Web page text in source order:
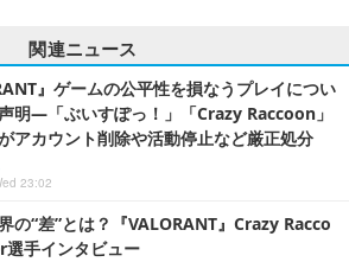
関連ニュース
』ゲームの公平性を損なうプレイについ
明―「ぶいすぽっ！」「Crazy Raccoon」
アカウント削除や活動停止など厳正処分
23:02
の“差”とは？『VALORANT』Crazy Racco
手インタビュー